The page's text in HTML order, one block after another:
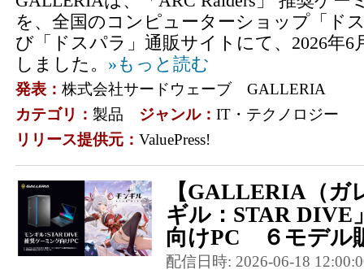
を、全国のコンピューターショップ「ド
び「ドスパラ」通販サイトにて、2026年6
しました。 »もっと読む
発表： 株式会社サードウェーブ GALLERIA
カテゴリ： 製品 ジャンル： IT・テクノロジー
リリース提供元： ValuePress!
【GALLERIA（ガ
ギル：STAR DIVE
向けPC ６モデル
配信日時: 2026-06-18